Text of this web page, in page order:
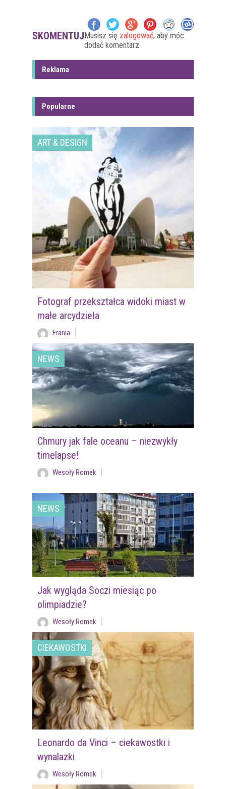
SKOMENTUJ Musisz się zalogować, aby móc
dodać komentarz.
Reklama
Popularne
ART & DESIGN
Fotograf przekształca widoki miast w
małe arcydzieła
Frania
NEWS
Chmury jak fale oceanu – niezwykły
timelapse!
Wesoły Romek
NEWS
Jak wygląda Soczi miesiąc po
olimpiadzie?
Wesoły Romek
CIEKAWOSTKI
Leonardo da Vinci – ciekawostki i
wynalazki
Wesoły Romek